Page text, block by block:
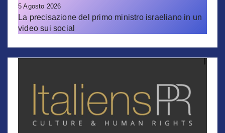
5 Agosto 2026
La precisazione del primo ministro israeliano in un
video sui social